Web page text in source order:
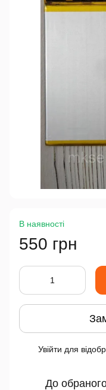
В наявності
550 грн
Увійти для
До